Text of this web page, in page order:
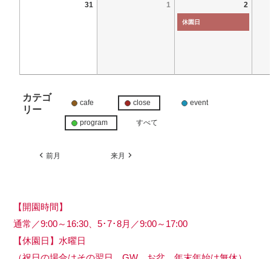
31 1 2
休園日
カテゴ
リー
cafe close event
program すべて
前月 来月
【開園時間】
通常／9:00～16:30、5･7･8月／9:00～17:00
【休園日】水曜日